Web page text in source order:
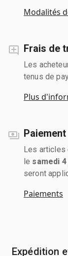
Modalités
Frais de
Les
tenus de
Plus
Paiement
Les articles
le samedi
seront
Paiements
Expédition